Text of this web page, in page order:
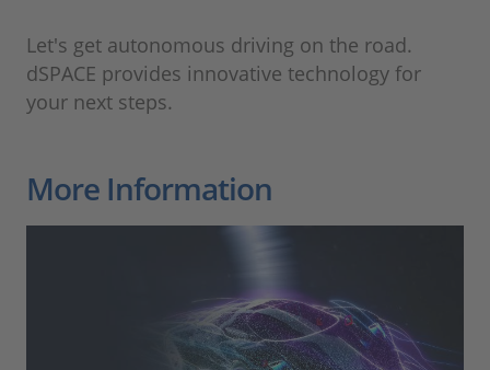
Let's get autonomous driving on the road.
dSPACE provides innovative technology for
your next steps.
More Information